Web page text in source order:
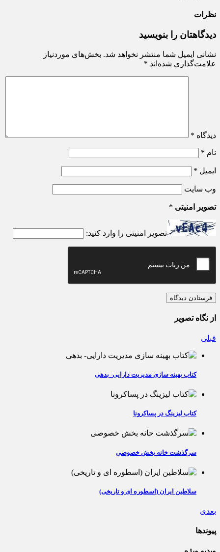
نظرات
دیدگاهتان را بنویسید
نشانی ایمیل شما منتشر نخواهد شد. بخش‌های موردنیاز
علامت‌گذاری شده‌اند *
دیدگاه *
نام *
ایمیل *
وب‌ سایت
تصویر امنیتی *
تصویر امنیتی را وارد کنید:
از نگاه تصویر
قبلی
کتاب بهینه سازی مدیریت دارایی- بدهی
کتاب لیزینگ در پساکرونا
سرگذشت خانه بخش خصوصی
سلاطین ایران (اسطوره ای و تاریخی)
بعدی
پیوندها